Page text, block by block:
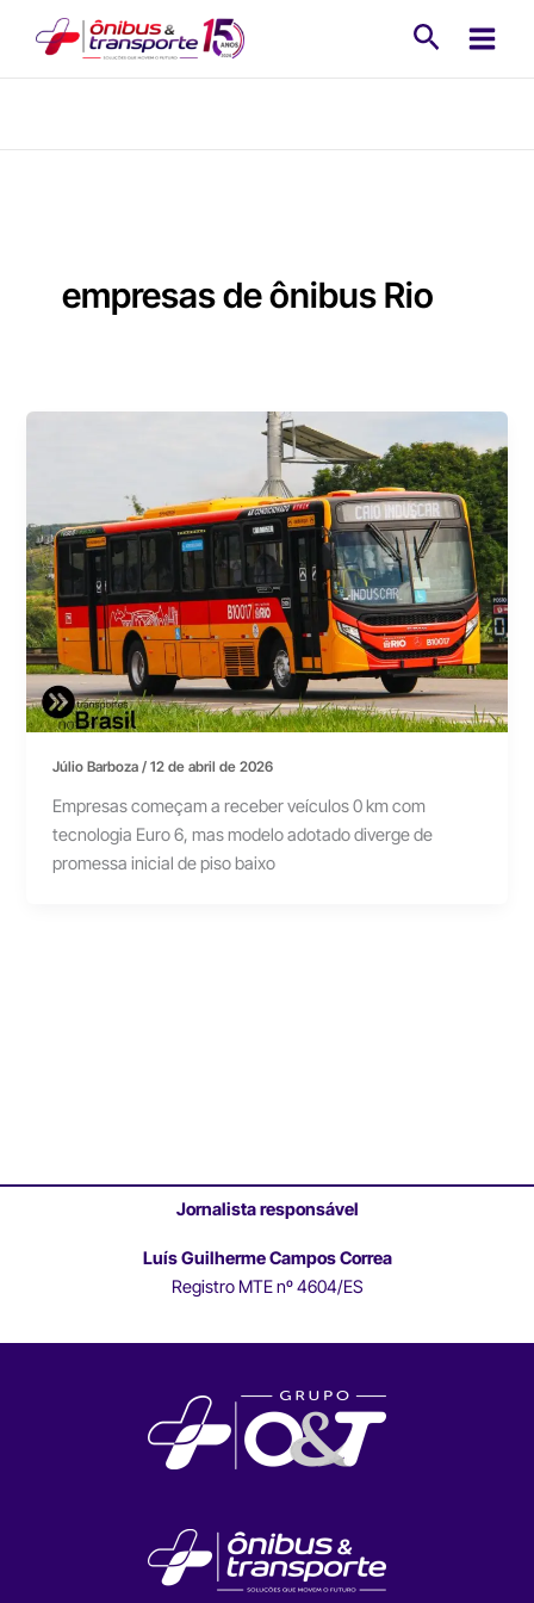
empresas de ônibus Rio
Júlio Barboza/12 de abril de 2026
Empresas começam a receber veículos 0 km com
tecnologia Euro 6, mas modelo adotado diverge de
promessa inicial de piso baixo
Jornalista responsável
Luís Guilherme Campos Correa
Registro MTE nº 4604/ES